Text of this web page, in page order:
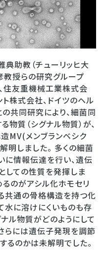
助教（チューリッヒ大
教授らの研究グループ
住友重機械工業株式会
株式会社、ドイツのヘル
共同研究により、細菌同
物質（シグナル物質）が、
MV(メンブランベシク
明しました。 多くの細菌
に情報伝達を行い、遺伝
しての性質を発揮しま
のがアシル化ホモセリ
共通の骨格構造を持つ化
水に溶けにくいものも存
ル物質がどのようにして
らには遺伝子発現を調節
るのかは未解明でした。